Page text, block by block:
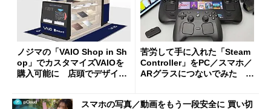
ノジマの「VAIO Shop in Sh
op」でカスタマイズVAIOを
購入可能に 店頭でデザイン
苦労して手に入れた「Steam
Controller」をPC／スマホ／
ARグラスにつないでみた ゲ
スマホの写真／動画をもう一段安全に 買い切